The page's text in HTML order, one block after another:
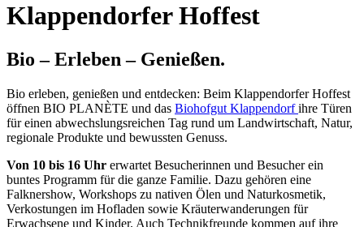
Klappendorfer Hoffest
Bio – Erleben – Genießen.
Bio erleben, genießen und entdecken: Beim Klappendorfer Hoffest
öffnen BIO PLANÈTE und das Biohofgut Klappendorfihre Türen
für einen abwechslungsreichen Tag rund um Landwirtschaft, Natur,
regionale Produkte und bewussten Genuss.
Von 10 bis 16 Uhr erwartet Besucherinnen und Besucher ein
buntes Programm für die ganze Familie. Dazu gehören eine
Falknershow, Workshops zu nativen Ölen und Naturkosmetik,
Verkostungen im Hofladen sowie Kräuterwanderungen für
Erwachsene und Kinder. Auch Technikfreunde kommen auf ihre